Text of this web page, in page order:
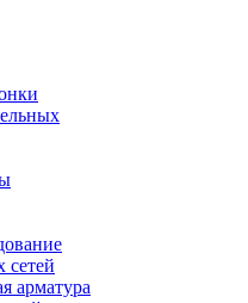
сетей
арматура